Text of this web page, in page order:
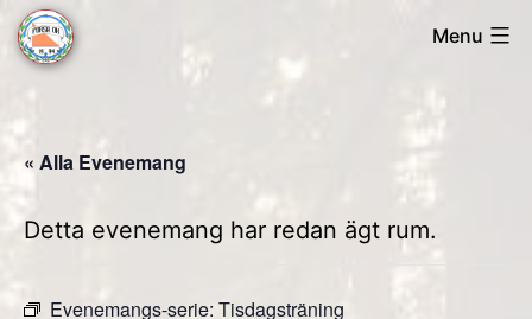
Skip
to
OK
Menu
« Alla Evenemang
Detta evenemang har redan ägt rum.
Evenemangs-serie: Tisdagsträning